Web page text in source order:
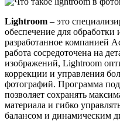
Lightroom – это
обеспечение для
разработанное компанией
работа сосредоточена на
изображений, Lightroom
коррекции и управления
фотографий. Программа
позволяет сохранять
материала и гибко
балансом и динамическим